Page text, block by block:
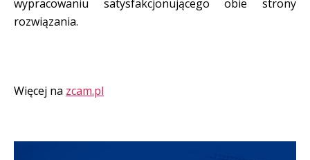
wypracowaniu satysfakcjonującego obie strony
rozwiązania.
Więcej na zcam.pl